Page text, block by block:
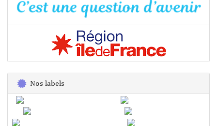
Nos labels